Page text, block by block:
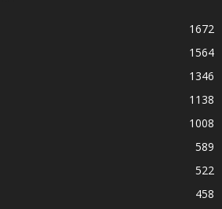
1672
1564
1346
1138
1008
589
522
458